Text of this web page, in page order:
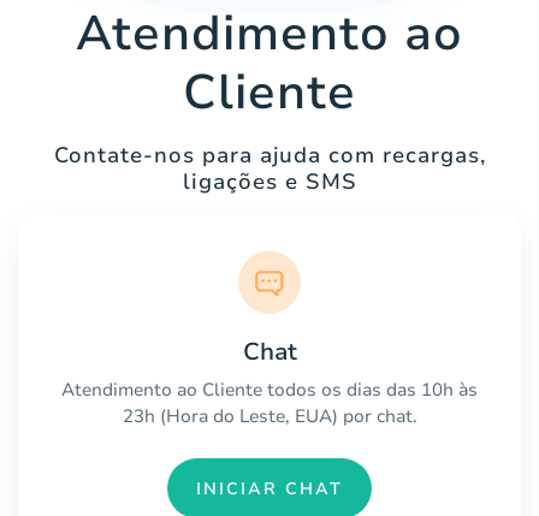
Atendimento ao
Cliente
Contate-nos para ajuda com recargas,
ligações e SMS
Chat
Atendimento ao Cliente todos os dias das 10h às
23h (Hora do Leste, EUA) por chat.
INICIAR CHAT